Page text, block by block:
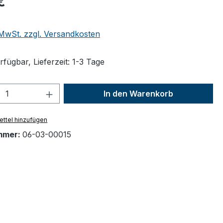
zzgl. Versandkosten
Lieferzeit: 1-3 Tage
Anzahl: Gib den gewünschten Wert
In den Warenkorb
hinzufügen
06-03-00015